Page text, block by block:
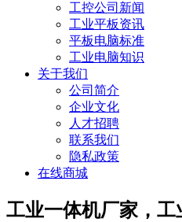
工控公司新闻
工业平板资讯
平板电脑标准
工业电脑知识
关于我们
公司简介
企业文化
人才招聘
联系我们
隐私政策
在线商城
工业一体机厂家，